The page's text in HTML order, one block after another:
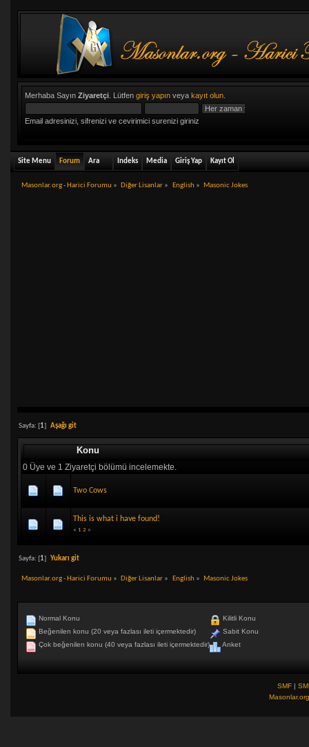
Merhaba Sayın Ziyaretçi. Lütfen giriş yapınveya kayıt olun.
Email adresinizi, sifrenizi ve cevirimici surenizi giriniz
Site Menu Forum Ara Indeks Media Giriş Yap Kayıt Ol
Masonlar.org - Harici Forumu » Diğer Lisanlar » English» Masonic Jokes
Sayfa: [1] Aşağı git
Konu
0 Üye ve 1 Ziyaretçi bölümü incelemekte.
Two Cows
This is what i have found!
« 1 2 »
Sayfa: [1] Yukarı git
Masonlar.org - Harici Forumu » Diğer Lisanlar » English» Masonic Jokes
Normal Konu
Beğenilen konu (20 veya fazlası ileti içermektedir)
Çok beğenilen konu (40 veya fazlası ileti içermektedir)
Kilitli Konu
Sabit Konu
Anket
SMF |
Masonlar.org